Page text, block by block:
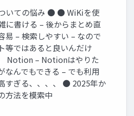
いての悩み ● ● WiKiを使
に書ける – 後からまとめ直
易 – 検索しやすい – なので
等ではあると良いんだけ
Notion – Notionはやりた
なんでもできる – でも利用
すぎる、、、、 ● 2025年か
方法を模索中